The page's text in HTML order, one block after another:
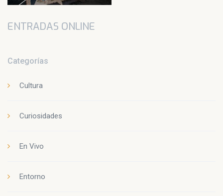
ENTRADAS ONLINE
Categorías
Cultura
Curiosidades
En Vivo
Entorno